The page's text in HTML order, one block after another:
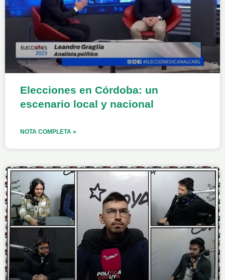
Elecciones en Córdoba: un
escenario local y nacional
NOTA COMPLETA »